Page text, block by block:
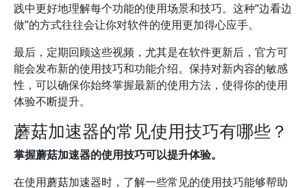
践中更好地理解每个功能的使用场景和技巧。这种“边看边
做”的方式往往会让你对软件的使用更加得心应手。
最后，定期回顾这些视频，尤其是在软件更新后，官方可
能会发布新的使用技巧和功能介绍。保持对新内容的敏感
性，可以确保你始终掌握最新的使用方法，使得你的使用
体验不断提升。
蘑菇加速器的常见使用技巧有哪些？
掌握蘑菇加速器的使用技巧可以提升体验。
在使用蘑菇加速器时，了解一些常见的使用技巧能够帮助